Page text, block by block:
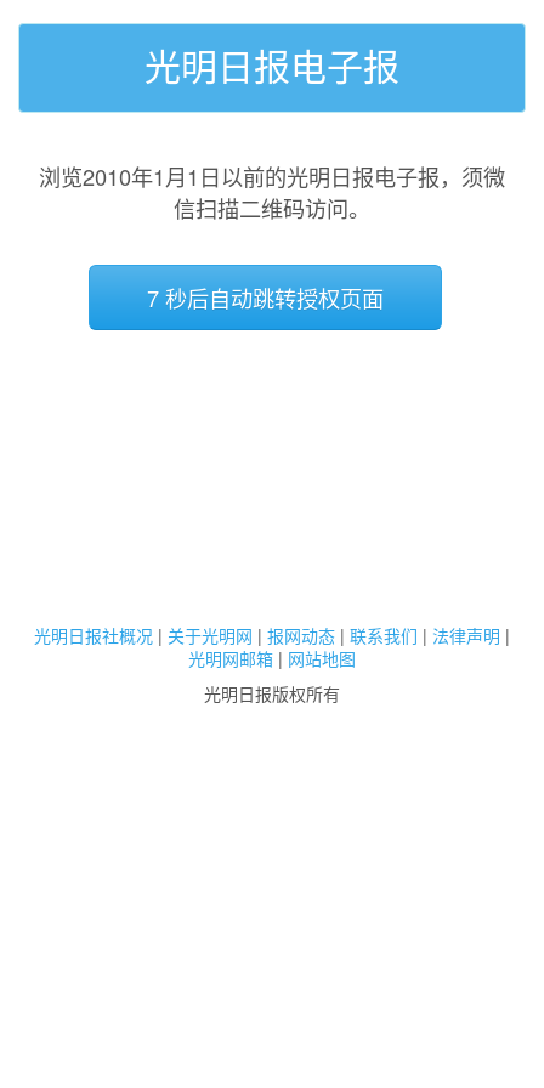
光明日报电子报
浏览2010年1月1日以前的光明日报电子报，须微
信扫描二维码访问。
7 秒后自动跳转授权页面
光明日报社概况 | 关于光明网 | 报网动态 | 联系我们 | 法律声明 |
光明网邮箱 | 网站地图
光明日报版权所有